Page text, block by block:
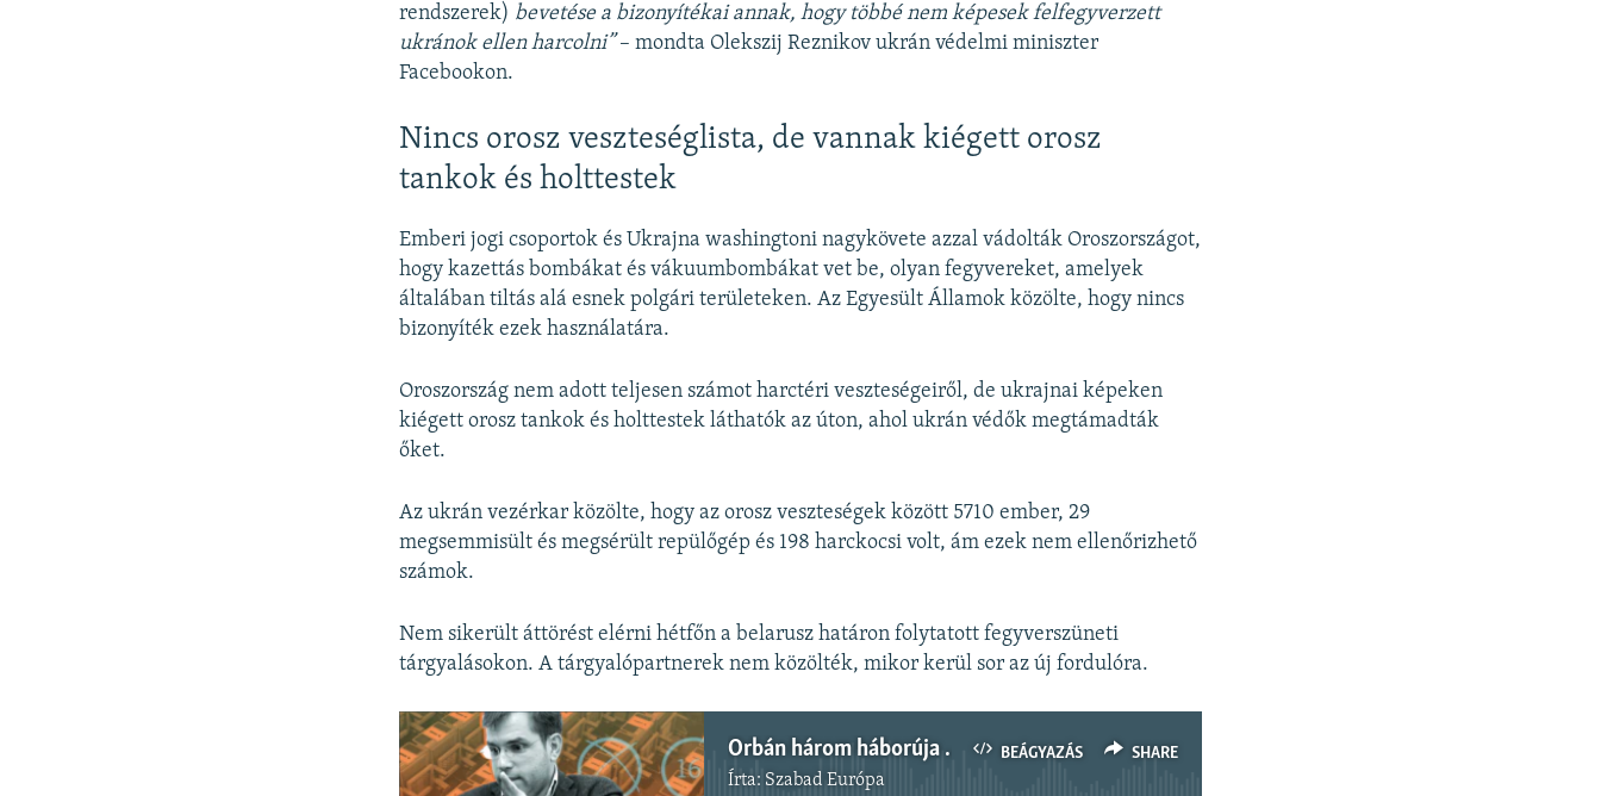
rendszerek) bevetése a bizonyítékai annak, hogy többé nem képesek felfegyverzett
ukránok ellen harcolni”– mondta Olekszij Reznikov ukrán védelmi miniszter
Facebookon.
Nincs orosz veszteséglista, de vannak kiégett orosz
tankok és holttestek
Emberi jogi csoportok és Ukrajna washingtoni nagykövete azzal vádolták Oroszországot,
hogy kazettás bombákat és vákuumbombákat vet be, olyan fegyvereket, amelyek
általában tiltás alá esnek polgári területeken. Az Egyesült Államok közölte, hogy nincs
bizonyíték ezek használatára.
Oroszország nem adott teljesen számot harctéri veszteségeiről, de ukrajnai képeken
kiégett orosz tankok és holttestek láthatók az úton, ahol ukrán védők megtámadták
őket.
Az ukrán vezérkar közölte, hogy az orosz veszteségek között 5710 ember, 29
megsemmisült és megsérült repülőgép és 198 harckocsi volt, ám ezek nem ellenőrizhető
számok.
Nem sikerült áttörést elérni hétfőn a belarusz határon folytatott fegyverszüneti
tárgyalásokon. A tárgyalópartnerek nem közölték, mikor kerül sor az új fordulóra.
BEÁGYAZÁS SHARE
Orbán három háborúja – Kampányelemzés Ukrajna orosz lerohanása után
Írta: Szabad Európa